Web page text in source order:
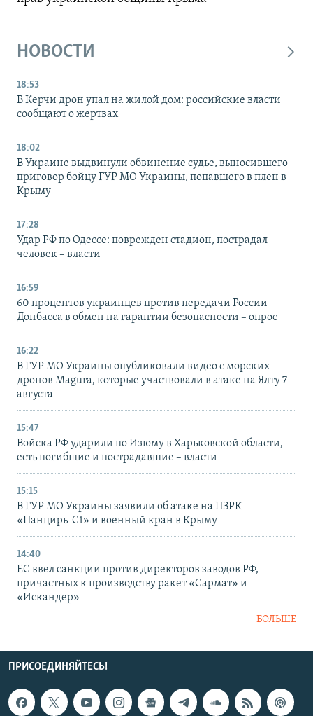
НОВОСТИ
18:53
В Керчи дрон упал на жилой дом: российские власти
сообщают о жертвах
18:02
В Украине выдвинули обвинение судье, выносившего
приговор бойцу ГУР МО Украины, попавшего в плен в
Крыму
17:28
Удар РФ по Одессе: поврежден стадион, пострадал
человек – власти
16:59
60 процентов украинцев против передачи России
Донбасса в обмен на гарантии безопасности – опрос
16:22
В ГУР МО Украины опубликовали видео с морских
дронов Magura, которые участвовали в атаке на Ялту 7
августа
15:47
Войска РФ ударили по Изюму в Харьковской области,
есть погибшие и пострадавшие – власти
15:15
В ГУР МО Украины заявили об атаке на ПЗРК
«Панцирь-С1» и военный кран в Крыму
14:40
ЕС ввел санкции против директоров заводов РФ,
причастных к производству ракет «Сармат» и
«Искандер»
БОЛЬШЕ
ПРИСОЕДИНЯЙТЕСЬ!